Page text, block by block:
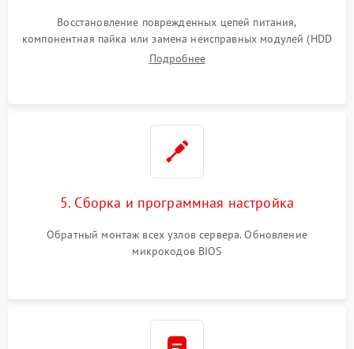
Восстановление поврежденных цепей питания,
компонентная пайка или замена неисправных модулей (HDD
Подробнее
5. Сборка и программная настройка
Обратный монтаж всех узлов сервера. Обновление
микрокодов BIOS